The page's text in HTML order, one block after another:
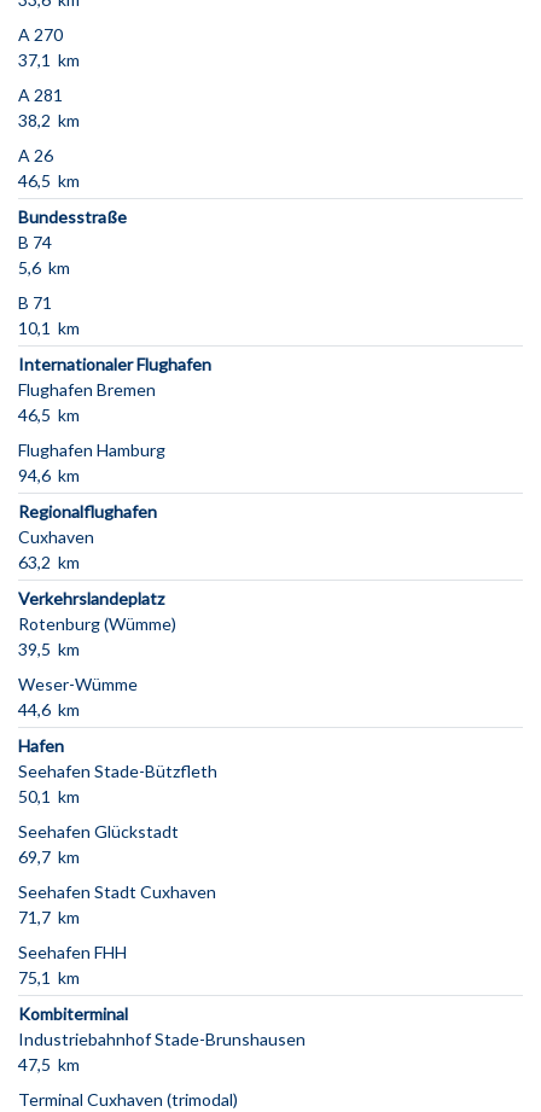
A 270
37,1 km
A 281
38,2 km
A 26
46,5 km
Bundesstraße
B 74
5,6 km
B 71
10,1 km
Internationaler Flughafen
Flughafen Bremen
46,5 km
Flughafen Hamburg
94,6 km
Regionalflughafen
Cuxhaven
63,2 km
Verkehrslandeplatz
Rotenburg (Wümme)
39,5 km
Weser-Wümme
44,6 km
Hafen
Seehafen Stade-Bützfleth
50,1 km
Seehafen Glückstadt
69,7 km
Seehafen Stadt Cuxhaven
71,7 km
Seehafen FHH
75,1 km
Kombiterminal
Industriebahnhof Stade-Brunshausen
47,5 km
Terminal Cuxhaven (trimodal)